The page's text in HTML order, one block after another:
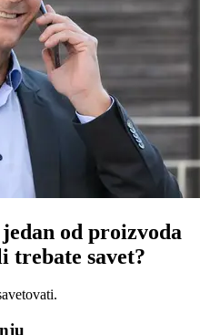
od proizvoda
trebate savet?